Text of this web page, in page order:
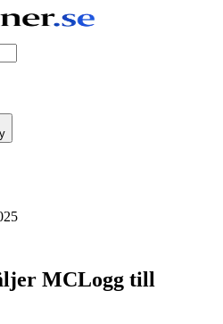
MCLogg till